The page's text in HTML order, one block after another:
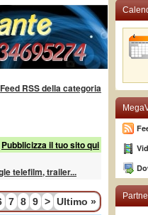
Feed RSS della categoria
Pubblicizza il tuo sito qui
telefilm, trailer...
7 8 9 > Ultimo »